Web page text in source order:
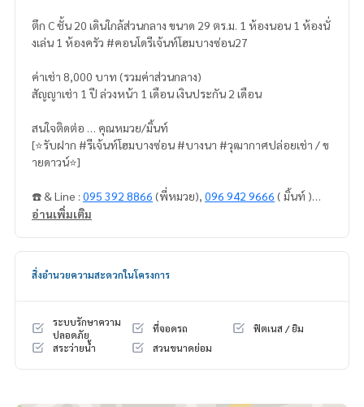
ตึก C ชั้น 20 เดินใกล้ส่วนกลาง ขนาด 29 ตร.ม. 1 ห้องนอน 1 ห้องนั่
งเล่น 1 ห้องครัว #คอนโดรีเจ้นท์โฮมบางซ่อน27
ค่าเช่า 8,000 บาท (รวมค่าส่วนกลาง)
สัญญาเช่า 1 ปี ล่วงหน้า 1 เดือน เงินประกัน 2 เดือน
สนใจติดต่อ … คุณหมวย/มิ้นท์
[⭐️รับฝาก #รีเจ้นท์โฮมบางซ่อน #บางนา #วุฒากาศปล่อยเช่า / ข
ายดาวน์⭐️]
☎️ & Line : 095 392 8866 (พี่หมวย), 096 942 9666 ( มิ้นท์ )
➡️ เวปไซต์ :https://www.mylivinghub.com/list/Condo/All/1
[⭐️รับฝาก #รีเจ้นท์โฮมบางซ่อน ซื้อ/ขาย/ ปล่อยเช่า และขายดาวน์
#รีเจ้นท์โฮมบางนา ⭐️ โดยทีมงาน มืออาชีพ ปล่อยไว จริงใจ รับผิด
ชอบ ดูแลห้องลูกค้าเหมือนห้องเราเอง]
* กั้นห้องนอน / ห้องนั่งเล่น เป็นสัดส่วน
อ่านเพิ่มเติม
สิ่งอำนวยความสะดวกในโครงการ
ระบบรักษาความ
ปลอดภัย
ที่จอดรถ
ฟิตเนส / ยิม
สระว่ายน้ำ
สวนขนาดย่อม